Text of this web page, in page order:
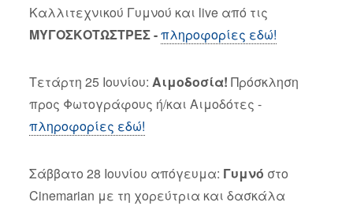
Καλλιτεχνικού Γυμνού και live από τις
ΜΥΓΟΣΚΟΤΩΣΤΡΕΣ -πληροφορίες εδώ!
Τετάρτη 25 Ιουνίου: Αιμοδοσία! Πρόσκληση
προς Φωτογράφους ή/και Αιμοδότες -
πληροφορίες εδώ!
Σάββατο 28 Ιουνίου απόγευμα: Γυμνό στο
Cinemarian με τη χορεύτρια και δασκάλα